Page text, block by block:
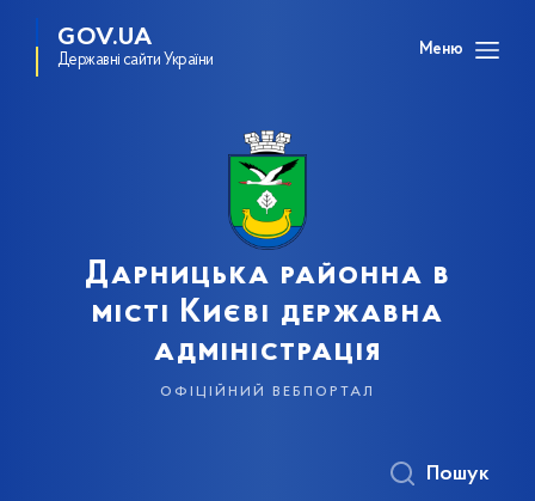
GOV.UA
Державні сайти України
Меню
Дарницька районна в
місті Києві державна
адміністрація
офіційний вебпортал
Пошук